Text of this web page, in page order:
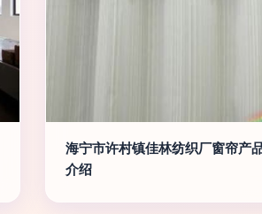
海宁市许村镇佳林纺织厂窗帘产
介绍